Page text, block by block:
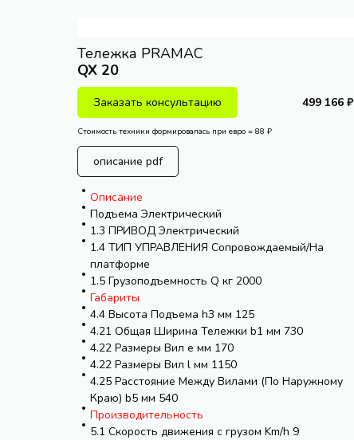
Тележка PRAMAC
QX 20
Заказать консультацию 499 166 ₽
Стоимость техники формировалась при евро = 88 ₽
описание pdf
Описание
Подъема Электрический
1.3 ПРИВОД Электрический
1.4 ТИП УПРАВЛЕНИЯ Сопровождаемый/На
платформе
1.5 Грузоподъемность Q кг 2000
Габариты
4.4 Высота Подъема h3 мм 125
4.21 Общая Ширина Тележки b1 мм 730
4.22 Размеры Вил e мм 170
4.22 Размеры Вил l мм 1150
4.25 Расстояние Между Вилами (По Наружному
Краю) b5 мм 540
Производительность
5.1 Скорость движения с грузом Km/h 9